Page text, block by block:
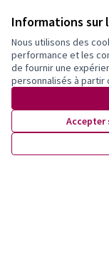
Informations sur
Nous utilisons des
performance et les
de fournir une
personnalisés à partir
Accepter
également
APEMS
Bois-Gentil - la
Terrasse, l’ECS,
Joindre des